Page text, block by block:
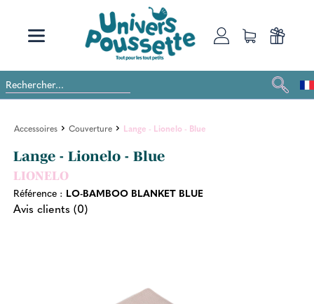
Accessoires Couverture Lange - Lionelo - Blue
Lange - Lionelo - Blue
LIONELO
Référence : LO-BAMBOO BLANKET BLUE
Avis clients (0)